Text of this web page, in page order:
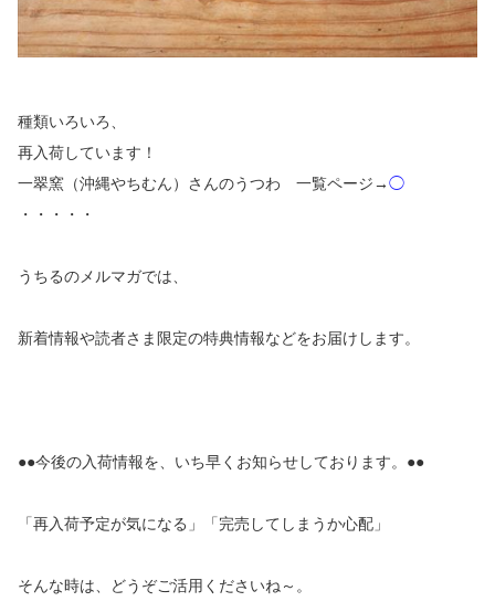
種類いろいろ、
再入荷しています！
一翠窯（沖縄やちむん）さんのうつわ 一覧ページ→ ◯
・・・・・
うちるのメルマガでは、
新着情報や読者さま限定の特典情報などをお届けします。
●●今後の入荷情報を、いち早くお知らせしております。●●
「再入荷予定が気になる」「完売してしまうか心配」
そんな時は、どうぞご活用くださいね～。